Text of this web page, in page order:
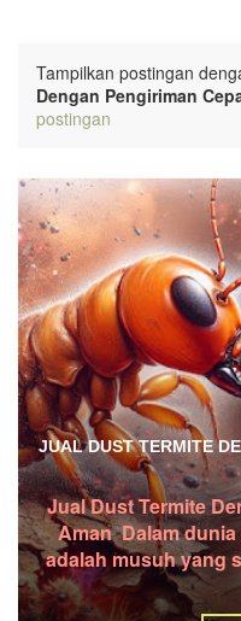
Tampilkan postingan
Dengan Pengiriman
postingan
JUAL DUST TERMITE
Jual Dust Termite
Aman Dalam
adalah musuh yang